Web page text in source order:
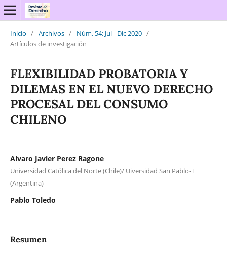
Inicio / Archivos / Núm. 54: Jul - Dic 2020 /
Artículos de investigación
FLEXIBILIDAD PROBATORIA Y
DILEMAS EN EL NUEVO DERECHO
PROCESAL DEL CONSUMO
CHILENO
Alvaro Javier Perez Ragone
Universidad Católica del Norte (Chile)/ Uiversidad San Pablo-T
(Argentina)
Pablo Toledo
Resumen